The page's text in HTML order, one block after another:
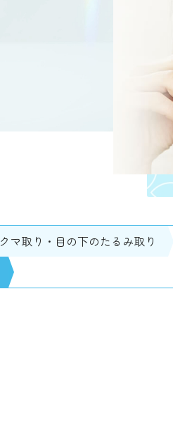
クマ取り・目の下のたるみ取り